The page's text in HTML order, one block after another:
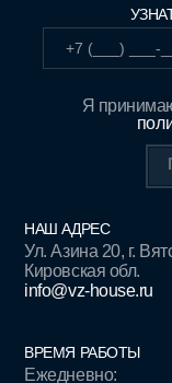
НАШ АДРЕС
Ул. Азина 20, г.
Кировская обл.
info@vz-house.ru
ВРЕМЯ РАБОТЫ
Ежедневно:
Я